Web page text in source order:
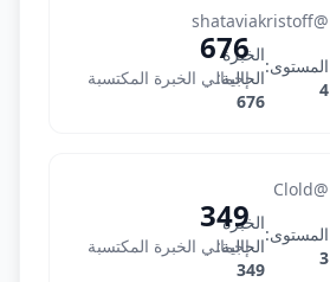
Shatavia
@shataviakristoff
المستوى:
4
الخبرة
الحالية:
676
676
إجمالي الخبرة المكتسبة
CloldXA
@Clold
المستوى:
3
الخبرة
الحالية:
349
349
إجمالي الخبرة المكتسبة